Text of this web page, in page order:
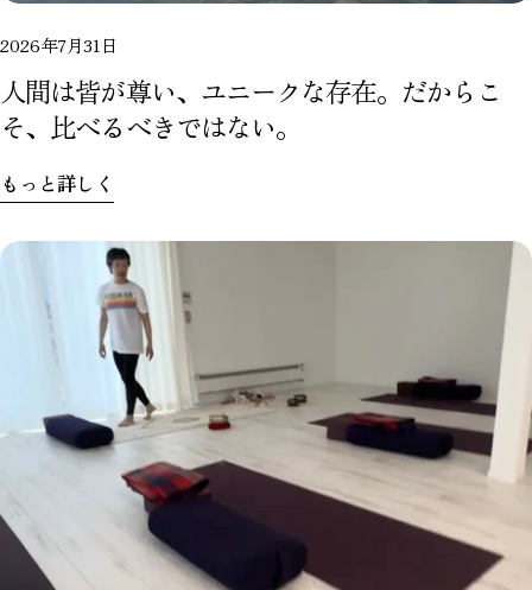
2026年7月31日
人間は皆が尊い、ユニークな存在。だからこ
そ、比べるべきではない。
もっと詳しく